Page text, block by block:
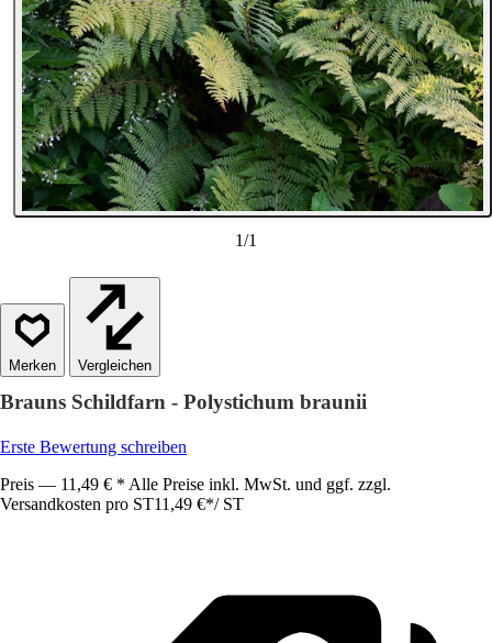
1/1
Vergleichen
Brauns Schildfarn - Polystichum braunii
Erste Bewertung schreiben
Preis — 11,49 € * Alle Preise inkl. MwSt. und ggf. zzgl.
Versandkosten pro ST11,49 €*/ ST